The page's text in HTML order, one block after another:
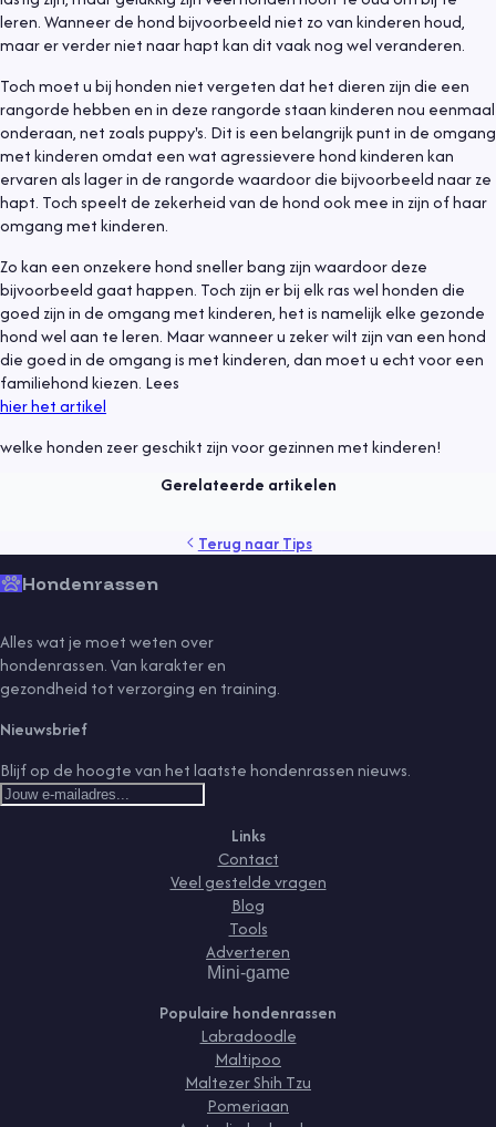
leren. Wanneer de hond bijvoorbeeld niet zo van kinderen houd,
maar er verder niet naar hapt kan dit vaak nog wel veranderen.
Toch moet u bij honden niet vergeten dat het dieren zijn die een
rangorde hebben en in deze rangorde staan kinderen nou eenmaal
onderaan, net zoals puppy's. Dit is een belangrijk punt in de omgang
met kinderen omdat een wat agressievere hond kinderen kan
ervaren als lager in de rangorde waardoor die bijvoorbeeld naar ze
hapt. Toch speelt de zekerheid van de hond ook mee in zijn of haar
omgang met kinderen.
Zo kan een onzekere hond sneller bang zijn waardoor deze
bijvoorbeeld gaat happen. Toch zijn er bij elk ras wel honden die
goed zijn in de omgang met kinderen, het is namelijk elke gezonde
hond wel aan te leren. Maar wanneer u zeker wilt zijn van een hond
die goed in de omgang is met kinderen, dan moet u echt voor een
familiehond kiezen. Lees
hier het artikel
welke honden zeer geschikt zijn voor gezinnen met kinderen!
Gerelateerde artikelen
verzekeringverzorgingvlooien
Tips 25 oktober 2021
Wat kost een hond?
Terug naarTips
Hondenrassen
Alles wat je moet weten over
hondenrassen. Van karakter en
gezondheid tot verzorging en training.
Nieuwsbrief
Blijf op de hoogte van het laatste hondenrassen nieuws.
Links
Contact
Veel gestelde vragen
Blog
Tools
Adverteren
Mini-game
Populaire hondenrassen
Labradoodle
Maltipoo
Maltezer Shih Tzu
Pomeriaan